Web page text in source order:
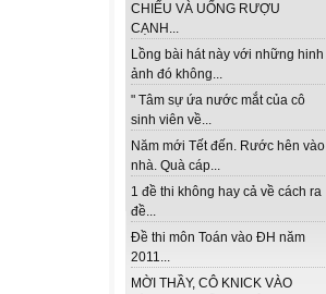
CHIẾU VÀ UỐNG RƯỢU
CẠNH...
Lồng bài hát này với những hinh
ảnh đó không...
" Tâm sự ứa nước mắt của cô
sinh viên về...
Năm mới Tết đến. Rước hên vào
nhà. Quà cáp...
1 đề thi không hay cả về cách ra
đề...
Đề thi môn Toán vào ĐH năm
2011...
MỜI THẦY, CÔ KNICK VÀO